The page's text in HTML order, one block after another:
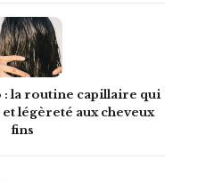
: la routine capillaire qui
légèreté aux cheveux
fins